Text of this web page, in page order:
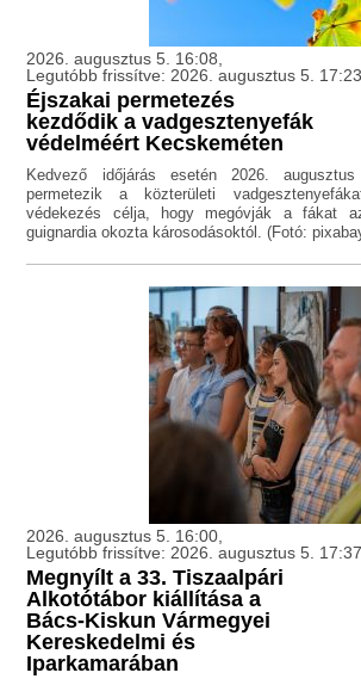
2026. augusztus 5. 16:08,
Legutóbb frissítve: 2026. augusztus 5. 17:23
Éjszakai permetezés
kezdődik a vadgesztenyefák
védelméért Kecskeméten
Kedvező időjárás esetén 2026.
permetezik a közterületi
védekezés célja, hogy megóvják a fákat
guignardia okozta károsodásoktól. (Fotó:
2026. augusztus 5. 16:00,
Legutóbb frissítve: 2026. augusztus 5. 17:37
Megnyílt a 33. Tiszaalpári
Alkotótábor kiállítása a
Bács-Kiskun Vármegyei
Kereskedelmi és
Iparkamarában